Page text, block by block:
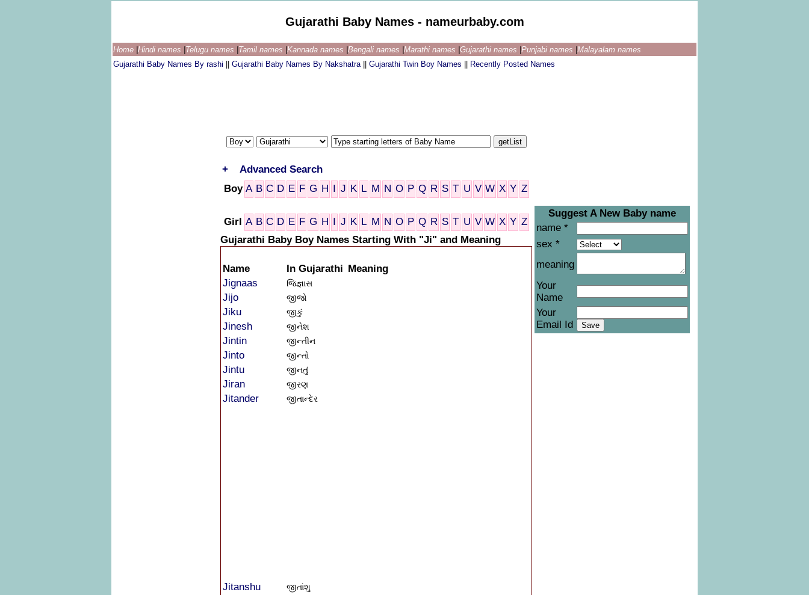
Gujarathi Baby Names - nameurbaby.com
Home Hindi names Telugu names Tamil names Kannada names Bengali names Marathi names Gujarathi names Punjabi names Malayalam names
Gujarathi Baby Names By rashi
Gujarathi Baby Names By Nakshatra Gujarathi Twin Boy Names Recently Posted Names
+
Advanced Search
Boy A B C D E F G H I J K L M N O P Q R S T U V W X Y Z
Girl A B C D E F G H I J K L M N O P Q R S T U V W X Y Z
Gujarathi Baby Boy Names Starting With "Ji" and Meaning
Name In Gujarathi Meaning
Jignaas
જિજ્ઞાસ
Jijo જીજો
Jiku જીકું
Jinesh જીનેશ
Jintin જીન્તીન
Jinto જીન્તો
Jintu જીનતું
Jiran જીરણ
Jitander જીતાન્દેર
Jitanshu જીતાંશુ
Suggest A New Baby name
name *
sex *
meaning
Your
Name
Your
Email Id